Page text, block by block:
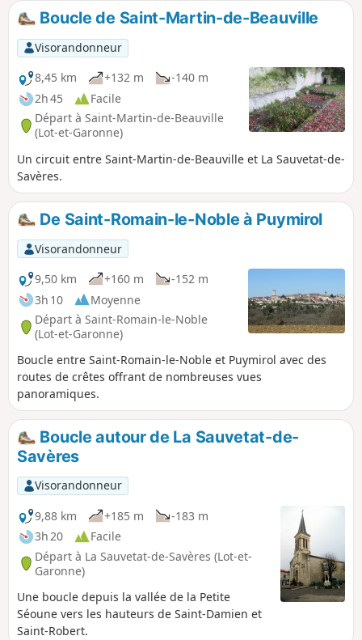
Boucle de Saint-Martin-de-Beauville
Visorandonneur
8,45 km
+132 m
-140 m
2h 45
Facile
Départ à Saint-Martin-de-Beauville
(Lot-et-Garonne)
Un circuit entre Saint-Martin-de-Beauville et La Sauvetat-de-
Savères.
De Saint-Romain-le-Noble à Puymirol
Visorandonneur
9,50 km
+160 m
-152 m
3h 10
Moyenne
Départ à Saint-Romain-le-Noble
(Lot-et-Garonne)
Boucle entre Saint-Romain-le-Noble et Puymirol avec des
routes de crêtes offrant de nombreuses vues
panoramiques.
Boucle autour de La Sauvetat-de-
Savères
Visorandonneur
9,88 km
+185 m
-183 m
3h 20
Facile
Départ à La Sauvetat-de-Savères (Lot-et-
Garonne)
Une boucle depuis la vallée de la Petite
Séoune vers les hauteurs de Saint-Damien et
Saint-Robert.